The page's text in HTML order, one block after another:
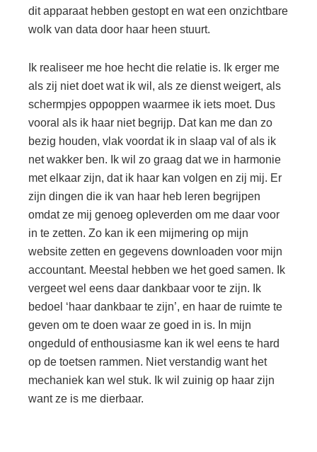
dit apparaat hebben gestopt en wat een onzichtbare
wolk van data door haar heen stuurt.
Ik realiseer me hoe hecht die relatie is. Ik erger me
als zij niet doet wat ik wil, als ze dienst weigert, als
schermpjes oppoppen waarmee ik iets moet. Dus
vooral als ik haar niet begrijp. Dat kan me dan zo
bezig houden, vlak voordat ik in slaap val of als ik
net wakker ben. Ik wil zo graag dat we in harmonie
met elkaar zijn, dat ik haar kan volgen en zij mij. Er
zijn dingen die ik van haar heb leren begrijpen
omdat ze mij genoeg opleverden om me daar voor
in te zetten. Zo kan ik een mijmering op mijn
website zetten en gegevens downloaden voor mijn
accountant. Meestal hebben we het goed samen. Ik
vergeet wel eens daar dankbaar voor te zijn. Ik
bedoel ‘haar dankbaar te zijn’, en haar de ruimte te
geven om te doen waar ze goed in is. In mijn
ongeduld of enthousiasme kan ik wel eens te hard
op de toetsen rammen. Niet verstandig want het
mechaniek kan wel stuk. Ik wil zuinig op haar zijn
want ze is me dierbaar.